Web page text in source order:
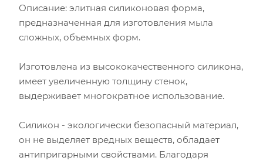
Описание: элитная силиконовая форма,
предназначенная для изготовления мыла
сложных, объемных форм.
Изготовлена из высококачественного силикона,
имеет увеличенную толщину стенок,
выдерживает многократное использование.
Силикон - экологически безопасный материал,
он не выделяет вредных веществ, обладает
антипригарными свойствами. Благодаря